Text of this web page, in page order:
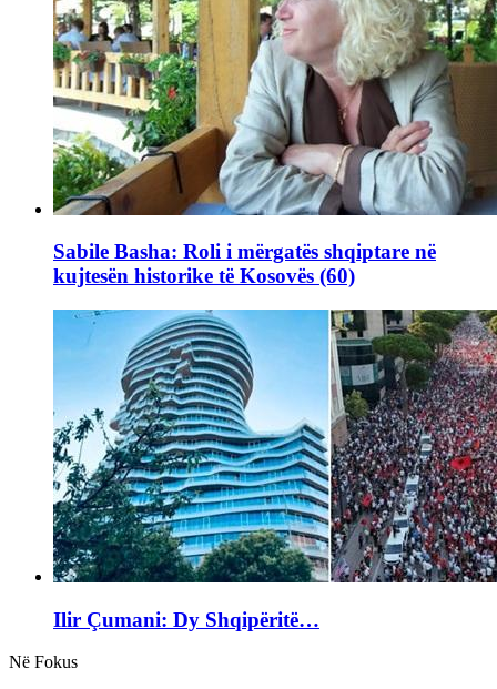
Sabile Basha: Roli i mërgatës shqiptare në
kujtesën historike të Kosovës (60)
Ilir Çumani: Dy Shqipëritë…
Në Fokus